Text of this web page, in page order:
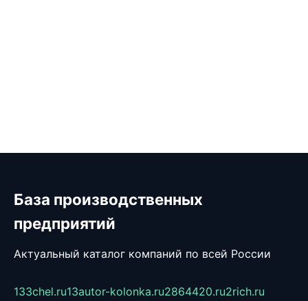
База производственных
предприятий
Актуальный каталог компаний по всей России
133chel.ru13autor-kolonka.ru2864420.ru2rich.ru